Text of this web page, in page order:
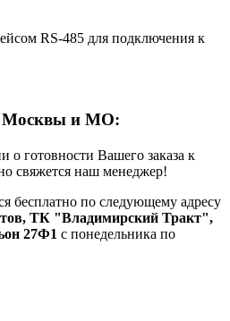
RS-485 для подключения к
Москвы и МО:
о готовности Вашего заказа к
свяжется наш менеджер!
бесплатно по следующему адресу
ТК "Владимирский Тракт",
27Ф1 с понедельника по